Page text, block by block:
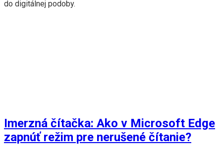
do digitálnej podoby.
Imerzná čítačka: Ako v Microsoft Edge
zapnúť režim pre nerušené čítanie?